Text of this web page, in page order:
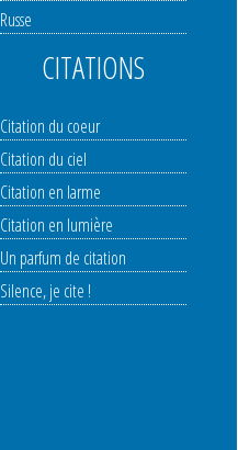
Russe
CITATIONS
Citation du coeur
Citation du ciel
Citation en larme
Citation en lumière
Un parfum de citation
Silence, je cite !